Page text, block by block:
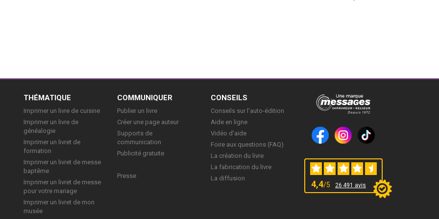
THÉMATIQUE
Imprimer un livre de cuisine
Imprimer un livre de
généalogie
Imprimer un livret de
formation
Imprimer un livret de messe
baptême
Imprimer un livret de messe
pour votre mariage
Imprimer un livret de mon
musée
COMMUNIQUER
Publier un livre
Créer une page auteur
Supports de
communication
Publicité gratuite
Presse
CONSEILS
Conseils sur l’auto-édition
Aide en ligne
Vidéo d’aide
Foire aux questions (FAQ)
La création du livre
La fabrication du livre
La diffusion
4,4/5 26 491 avis